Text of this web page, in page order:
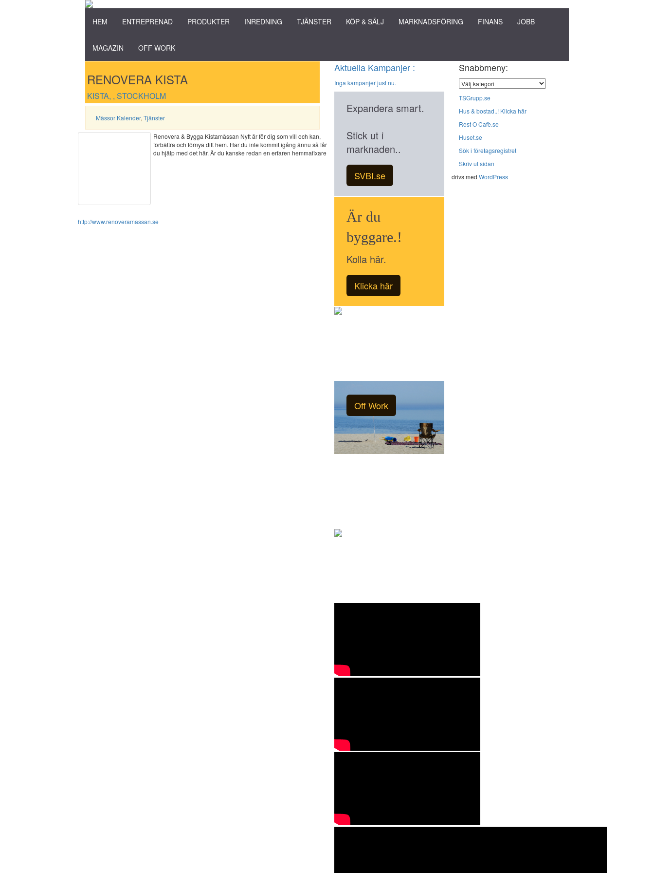
HEM ENTREPRENAD PRODUKTER INREDNING TJÄNSTER KÖP & SÄLJ MARKNADSFÖRING FINANS JOBB
MAGAZIN OFF WORK
RENOVERA KISTA
KISTA, , STOCKHOLM
Mässor Kalender, Tjänster
Renovera & Bygga Kistamässan Nytt är för dig som vill och kan,
förbättra och förnya ditt hem. Har du inte kommit igång ännu så får
du hjälp med det här. Är du kanske redan en erfaren hemmafixare
http://www.renoveramassan.se
Aktuella Kampanjer :
Inga kampanjer just nu.
Expandera smart.
Stick ut i
marknaden..
SVBI.se
Är du
byggare.!
Kolla här.
Klicka här
Off Work
Snabbmeny:
TSGrupp.se
Hus & bostad..! Klicka här
Rest O Cafè.se
Huset.se
Sök i företagsregistret
Skriv ut sidan
drivs med WordPress